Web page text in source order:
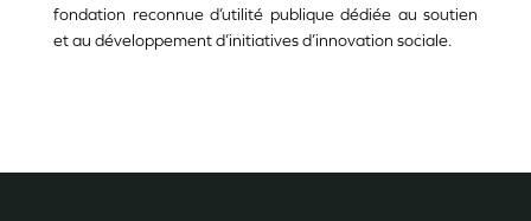
fondation reconnue d’utilité publique dédiée au soutien
et au développement d’initiatives d’innovation sociale.